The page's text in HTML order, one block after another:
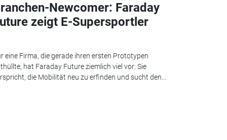
Newcomer: Faraday
zeigt E-Supersportler
eine Firma, die gerade ihren ersten Prototypen
hat Faraday Future ziemlich viel vor: Sie
die Mobilität neu zu erfinden und sucht den...